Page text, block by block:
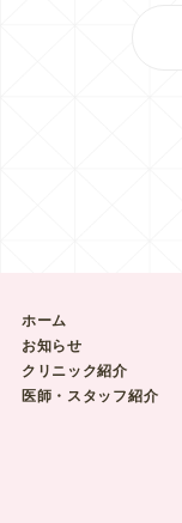
ホーム
お知らせ
クリニック紹介
医師・スタッフ紹介